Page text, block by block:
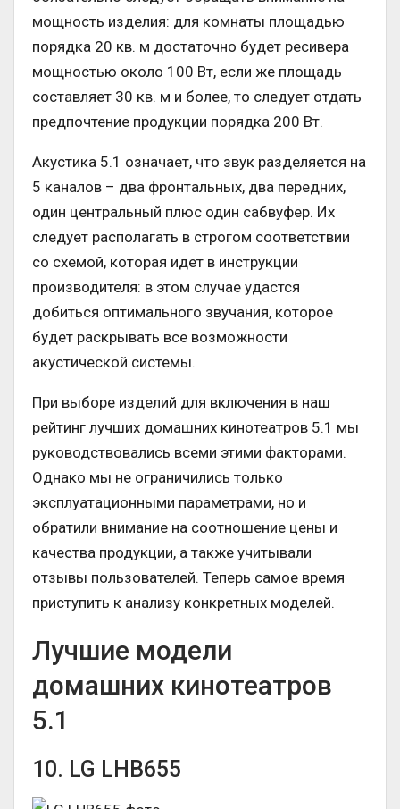
мощность изделия: для комнаты площадью
порядка 20 кв. м достаточно будет ресивера
мощностью около 100 Вт, если же площадь
составляет 30 кв. м и более, то следует отдать
предпочтение продукции порядка 200 Вт.
Акустика 5.1 означает, что звук разделяется на
5 каналов – два фронтальных, два передних,
один центральный плюс один сабвуфер. Их
следует располагать в строгом соответствии
со схемой, которая идет в инструкции
производителя: в этом случае удастся
добиться оптимального звучания, которое
будет раскрывать все возможности
акустической системы.
При выборе изделий для включения в наш
рейтинг лучших домашних кинотеатров 5.1 мы
руководствовались всеми этими факторами.
Однако мы не ограничились только
эксплуатационными параметрами, но и
обратили внимание на соотношение цены и
качества продукции, а также учитывали
отзывы пользователей. Теперь самое время
приступить к анализу конкретных моделей.
Лучшие модели
домашних кинотеатров
5.1
10. LG LHB655